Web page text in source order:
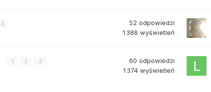
3 52 odpowiedzi
1 386 wyświetleń
1 2 3 60 odpowiedzi
1 374 wyświetleń